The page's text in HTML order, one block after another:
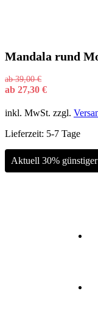
Mandala rund
ab39,00€
ab 27,30 €
inkl. MwSt. zzgl.
Lieferzeit: 5-7 Tage
Aktuell 30%